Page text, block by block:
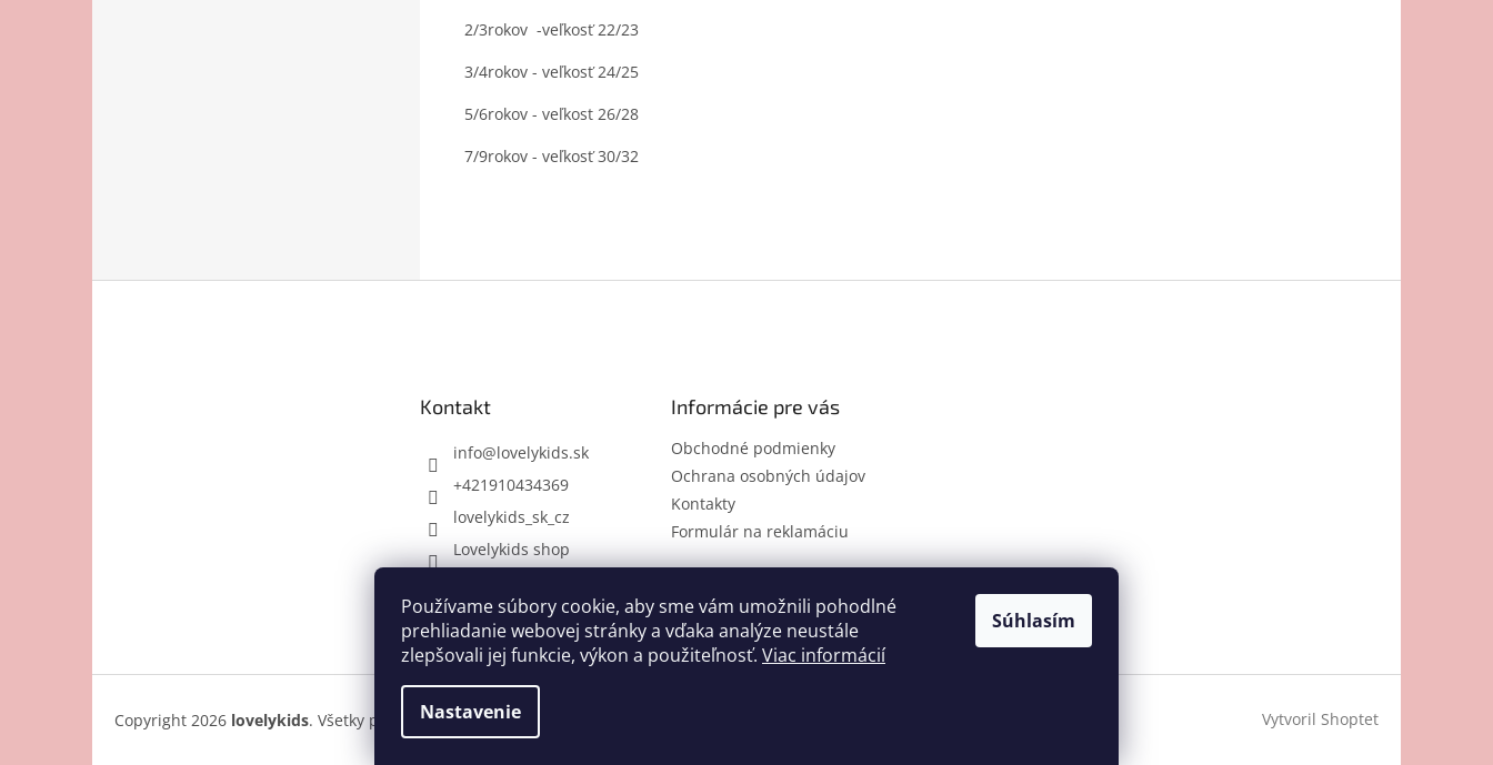
Používame súbory cookie, aby sme vám umožnili pohodlné
prehliadanie webovej stránky a vďaka analýze neustále
zlepšovali jej funkcie, výkon a použiteľnosť. Viac informácií
Nastavenie
Súhlasím
2/3rokov -veľkosť 22/23
3/4rokov - veľkosť 24/25
5/6rokov - veľkost 26/28
7/9rokov - veľkosť 30/32
Kontakt
info@lovelykids.sk
+421910434369
lovelykids_sk_cz
Lovelykids shop
Informácie pre vás
Obchodné podmienky
Ochrana osobných údajov
Kontakty
Formulár na reklamáciu
Kontakty Novinky
Vytvoril Shoptet
Copyright 2026 lovelykids. Všetky práva vyhradené.